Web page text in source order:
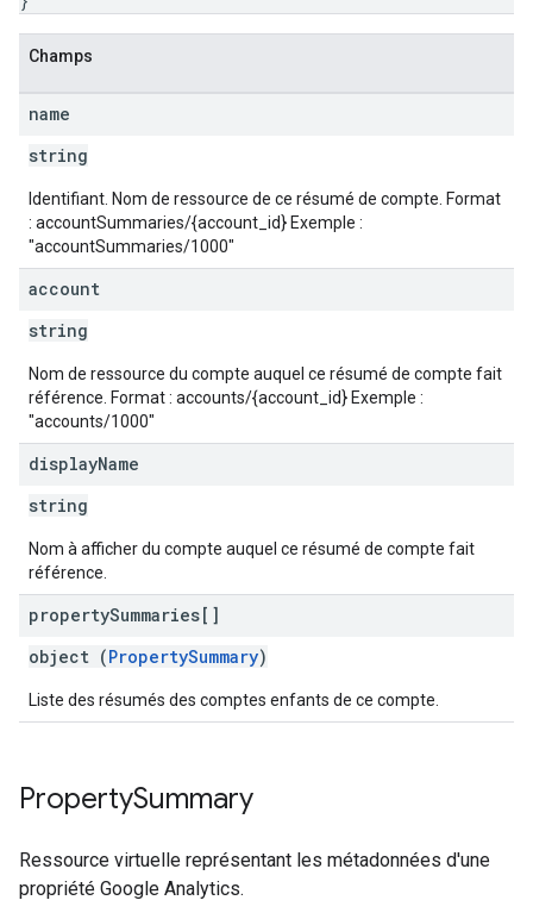
Champs
name
string
Identifiant. Nom de ressource de ce résumé de compte. Format
: accountSummaries/{account_id} Exemple :
"accountSummaries/1000"
account
string
Nom de ressource du compte auquel ce résumé de compte fait
référence. Format : accounts/{account_id} Exemple :
"accounts/1000"
displayName
string
Nom à afficher du compte auquel ce résumé de compte fait
référence.
propertySummaries[]
object (PropertySummary)
Liste des résumés des comptes enfants de ce compte.
PropertySummary
Ressource virtuelle représentant les métadonnées d'une
propriété Google Analytics.